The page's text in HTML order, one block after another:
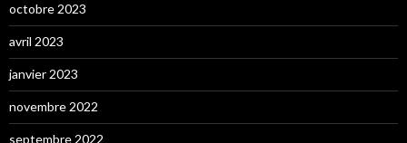
octobre 2023
avril 2023
janvier 2023
novembre 2022
septembre 2022